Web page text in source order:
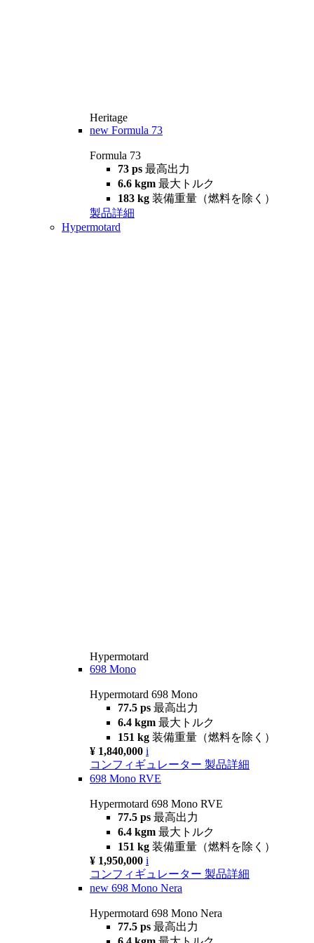
Heritage
new Formula 73
Formula 73
73 ps 最高出力
6.6 kgm 最大トルク
183 kg 装備重量（燃料を除く）
製品詳細
Hypermotard
Hypermotard
698 Mono
Hypermotard 698 Mono
77.5 ps 最高出力
6.4 kgm 最大トルク
151 kg 装備重量（燃料を除く）
¥ 1,840,000 i
コンフィギュレーター 製品詳細
698 Mono RVE
Hypermotard 698 Mono RVE
77.5 ps 最高出力
6.4 kgm 最大トルク
151 kg 装備重量（燃料を除く）
¥ 1,950,000 i
コンフィギュレーター 製品詳細
new 698 Mono Nera
Hypermotard 698 Mono Nera
77.5 ps 最高出力